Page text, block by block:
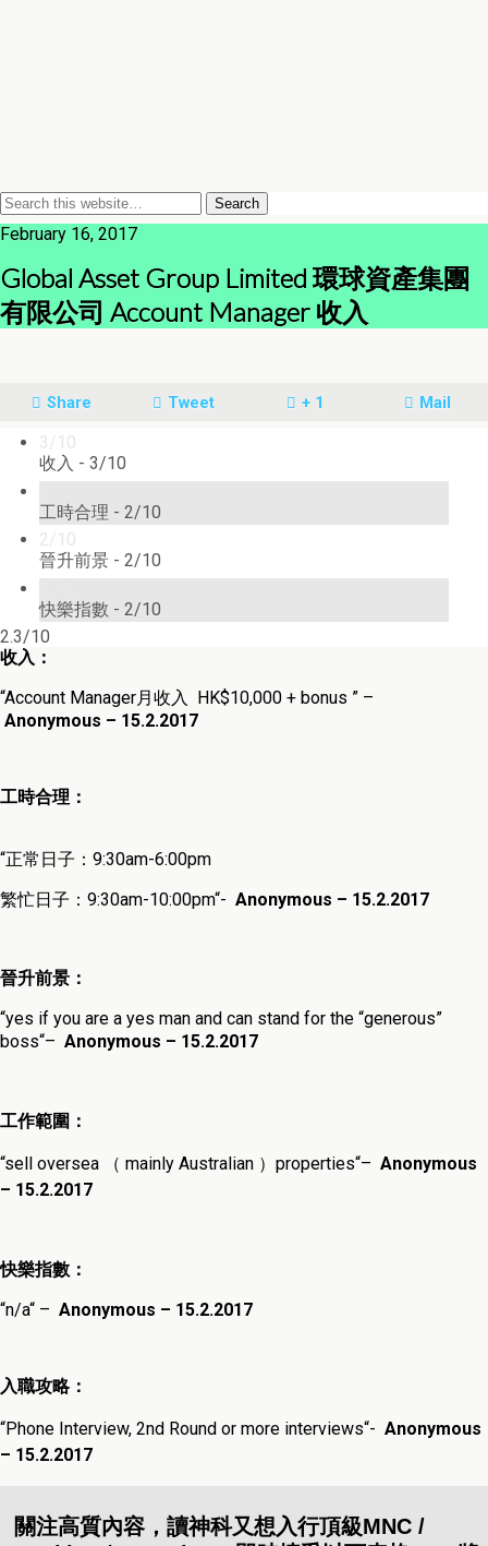
February 16, 2017
Global Asset Group Limited 環球資產集團
有限公司 Account Manager 收入
Share Tweet + 1 Mail
3/10
收入 - 3/10
工時合理 - 2/10
2/10
晉升前景 - 2/10
快樂指數 - 2/10
2.3/10
收入：
“Account Manager月收入 HK$10,000 + bonus ” –
Anonymous – 15.2.2017
工時合理：
“正常日子： 9:30am-6:00pm
繁忙日子： 9:30am-10:00pm“- Anonymous – 15.2.2017
晉升前景：
“yes if you are a yes man and can stand for the “generous”
boss“– Anonymous – 15.2.2017
工作範圍：
“sell oversea （ mainly Australian ）properties“– Anonymous
– 15.2.2017
快樂指數：
“n/a“ – Anonymous – 15.2.2017
入職攻略：
“Phone Interview, 2nd Round or more interviews“- Anonymous
– 15.2.2017
關注高質內容，讀神科又想入行頂級MNC /